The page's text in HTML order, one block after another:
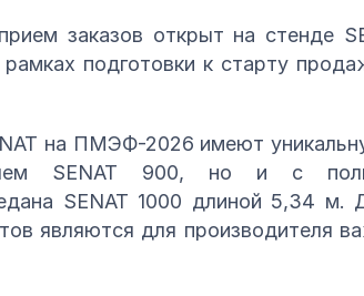
заказов открыт на стенде
подготовки к старту
на ПМЭФ-2026 имеют
SENAT 900, но и с
SENAT 1000 длиной 5,34
являются для производителя